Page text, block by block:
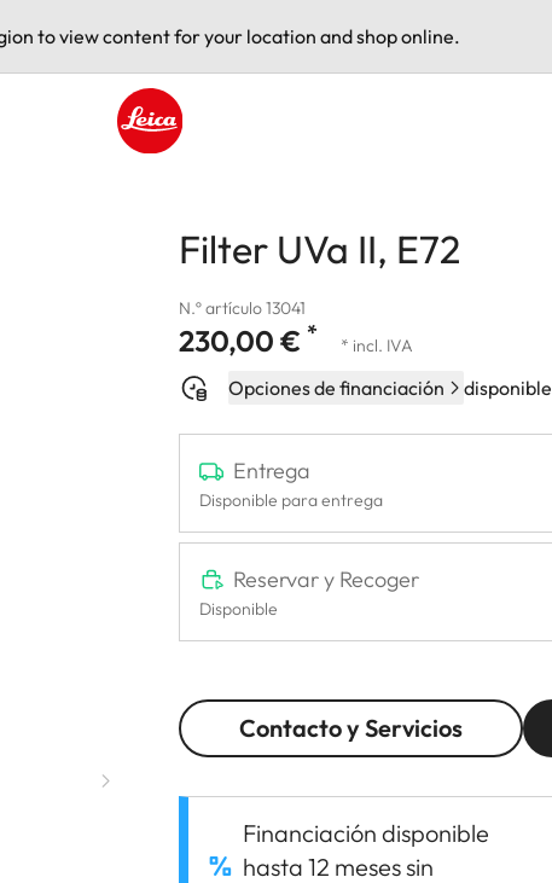
to view content for your location and shop online.
Filter UVa II, E72
N.º artículo 13041
230,00 € * * incl. IVA
Opciones de financiación disponible
Entrega
Disponible para entrega
Reservar y Recoger
Disponible
Contacto y Servicios
Financiación disponible
hasta 12 meses sin